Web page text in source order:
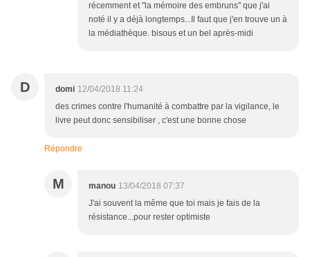
récemment et "la mémoire des embruns" que j'ai
noté il y a déjà longtemps...Il faut que j'en trouve un à
la médiathèque. bisous et un bel après-midi
D domi 12/04/2018 11:24
des crimes contre l'humanité à combattre par la vigilance, le
livre peut donc sensibiliser , c'est une bonne chose
Répondre
M manou 13/04/2018 07:37
J'ai souvent la même que toi mais je fais de la
résistance...pour rester optimiste